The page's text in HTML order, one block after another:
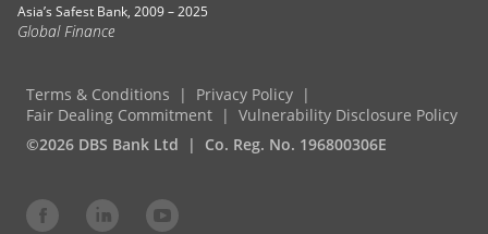
Asia’s Safest Bank, 2009 – 2025
Global Finance
Terms & Conditions
Privacy Policy
Fair Dealing Commitment
Vulnerability Disclosure Policy
©2026 DBS Bank Ltd
Co. Reg. No. 196800306E